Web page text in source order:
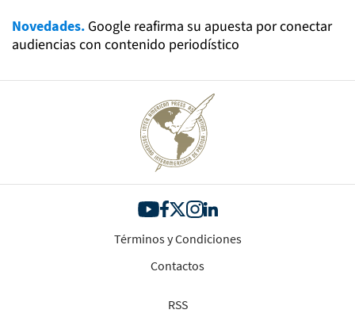
Novedades. Google reafirma su apuesta por conectar
audiencias con contenido periodístico
Términos y Condiciones
Contactos
RSS